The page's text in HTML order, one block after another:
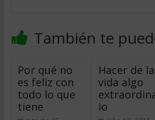
También te
Por qué no
es feliz con
todo lo que
tiene
Hacer de la
vida algo
io